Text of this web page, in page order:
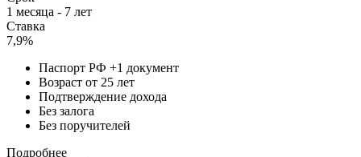
1 месяца - 7 лет
Ставка
7,9%
Паспорт РФ +1 документ
Возраст от 25 лет
Подтверждение дохода
Без залога
Без поручителей
Подробнее